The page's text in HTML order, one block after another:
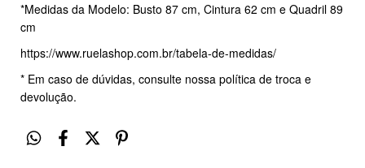
*Medidas da Modelo: Busto 87 cm, Cintura 62 cm e Quadril 89
cm
https://www.ruelashop.com.br/tabela-de-medidas/
* Em caso de dúvidas, consulte nossa política de troca e
devolução.